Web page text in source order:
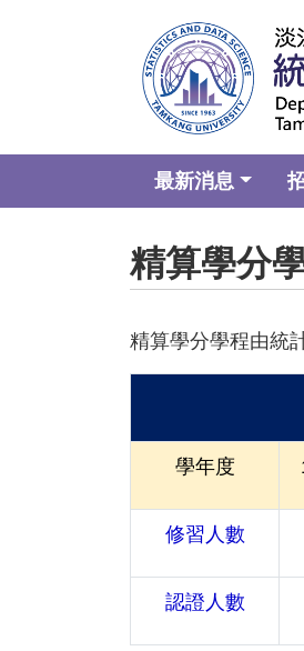
最新消息
精算學分
精算學分學程由統
學年度
修習人數
認證人數